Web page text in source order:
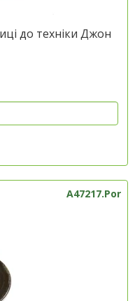
до техніки Джон
A47217.Por